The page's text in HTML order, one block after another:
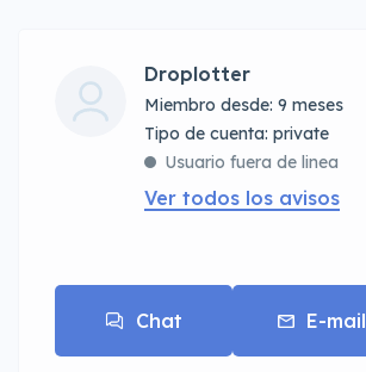
Droplotter
Miembro desde: 9 meses
tipo de cuenta: private
Usuario fuera de linea
Ver todos los avisos
Chat E-mail